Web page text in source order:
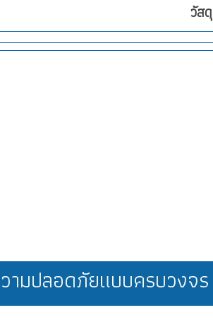
วัสดุ
ามปลอดภัยแบบครบวงจร